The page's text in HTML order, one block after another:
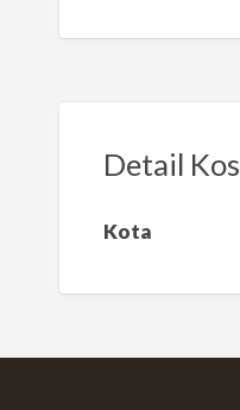
a
m
Detail
Kota